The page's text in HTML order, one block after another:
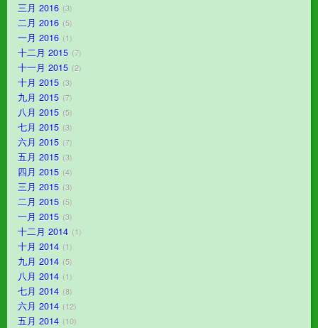
三月 2016 3
二月 2016 5
一月 2016 1
十二月 2015 7
十一月 2015 2
十月 2015 3
九月 2015 7
八月 2015 5
七月 2015 3
六月 2015 7
五月 2015 3
四月 2015 4
三月 2015 3
二月 2015 5
一月 2015 3
十二月 2014 1
十月 2014 1
九月 2014 5
八月 2014 1
七月 2014 8
六月 2014 12
五月 2014 10